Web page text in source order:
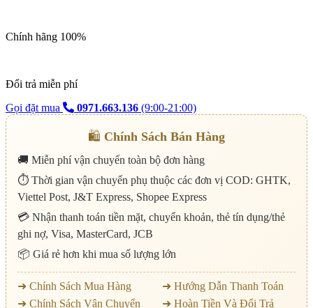
Chính hãng 100%
Đổi trả miễn phí
Gọi đặt mua
0971.663.136 (9:00-21:00)
🛍️ Chính Sách Bán Hàng
🚚 Miễn phí vận chuyển toàn bộ đơn hàng
⏱️ Thời gian vận chuyển phụ thuộc các đơn vị COD: GHTK,
Viettel Post, J&T Express, Shopee Express
💳 Nhận thanh toán tiền mặt, chuyển khoản, thẻ tín dụng/thẻ
ghi nợ, Visa, MasterCard, JCB
📦 Giá rẻ hơn khi mua số lượng lớn
➜ Chính Sách Mua Hàng
➜ Hướng Dẫn Thanh Toán
➜ Chính Sách Vận Chuyển
➜ Hoàn Tiền Và Đổi Trả